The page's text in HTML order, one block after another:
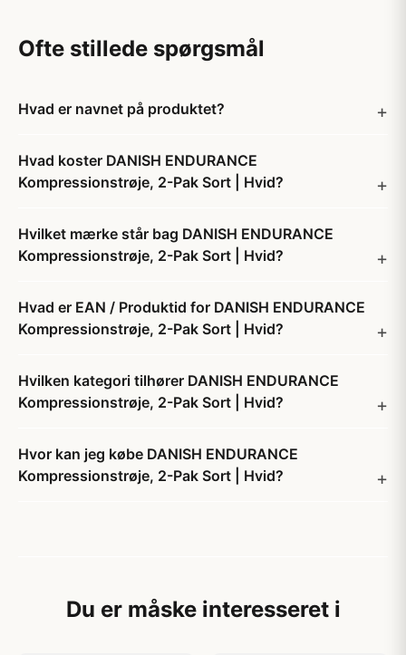
Ofte stillede spørgsmål
Hvad er navnet på produktet?
Hvad koster DANISH ENDURANCE
Kompressionstrøje, 2-Pak Sort | Hvid?
Hvilket mærke står bag DANISH ENDURANCE
Kompressionstrøje, 2-Pak Sort | Hvid?
Hvad er EAN / Produktid for DANISH ENDURANCE
Kompressionstrøje, 2-Pak Sort | Hvid?
Hvilken kategori tilhører DANISH ENDURANCE
Kompressionstrøje, 2-Pak Sort | Hvid?
Hvor kan jeg købe DANISH ENDURANCE
Kompressionstrøje, 2-Pak Sort | Hvid?
Du er måske interesseret i